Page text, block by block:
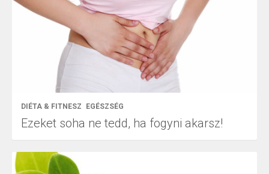
DIÉTA & FITNESZ EGÉSZSÉG
Ezeket soha ne tedd, ha fogyni akarsz!